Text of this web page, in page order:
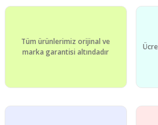
Ürün açıklamasında eksik bilgiler
Ürün fiyatı diğer sitelerden daha
Tüm ürünlerimiz orijinal ve
marka garantisi altındadır